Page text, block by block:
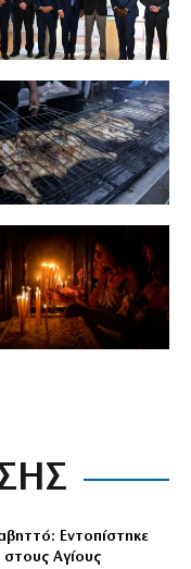
Εντοπίστηκε
στους Αγίους